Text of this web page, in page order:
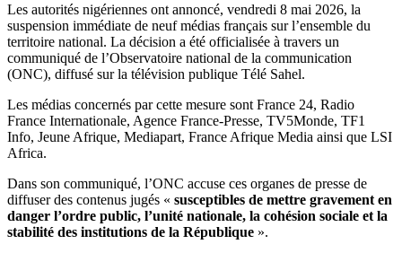
Les autorités nigériennes ont annoncé, vendredi 8 mai 2026, la
suspension immédiate de neuf médias français sur l’ensemble du
territoire national. La décision a été officialisée à travers un
communiqué de l’Observatoire national de la communication
(ONC), diffusé sur la télévision publique Télé Sahel.
Les médias concernés par cette mesure sont France 24, Radio
France Internationale, Agence France-Presse, TV5Monde, TF1
Info, Jeune Afrique, Mediapart, France Afrique Media ainsi que LSI
Africa.
Dans son communiqué, l’ONC accuse ces organes de presse de
diffuser des contenus jugés « susceptibles de mettre gravement en
danger l’ordre public, l’unité nationale, la cohésion sociale et la
stabilité des institutions de la République ».